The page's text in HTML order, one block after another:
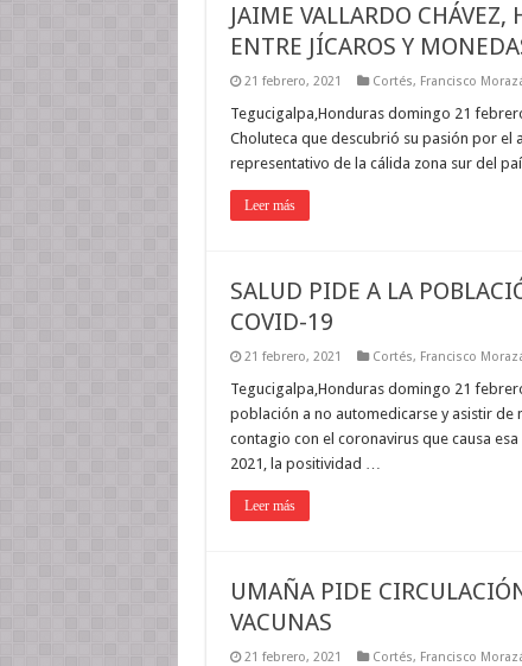
JAIME VALLARDO
ENTRE JÍCAROS Y
21 febrero, 2021 Cortés, Francisco
Tegucigalpa,Honduras domingo 21
Choluteca que descubrió su pasión por el
representativo de la cálida zona sur del
Leer más
SALUD PIDE A LA
COVID-19
21 febrero, 2021 Cortés, Francisco
Tegucigalpa,Honduras domingo 21
población a no automedicarse y asistir de
contagio con el coronavirus que causa
2021, la positividad …
Leer más
UMAÑA PIDE
VACUNAS
21 febrero, 2021 Cortés, Francisco